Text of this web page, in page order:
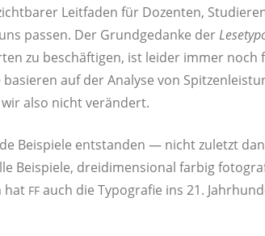
Leit­fa­den für Dozen­ten,
pas­sen. Der Grund­ge­dan­ke der
zu beschäf­ti­gen, ist lei­der immer noch
basie­ren auf der Ana­ly­se von
also nicht verändert.
Bei­spie­le ent­stan­den — nicht zuletzt
Bei­spie­le, drei­di­men­sio­nal far­big
hat FF auch die Typo­gra­fie ins 21.